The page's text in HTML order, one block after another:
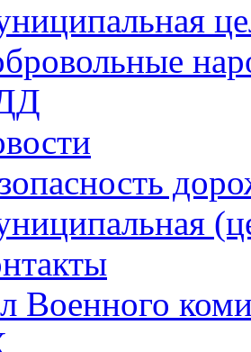
Военного